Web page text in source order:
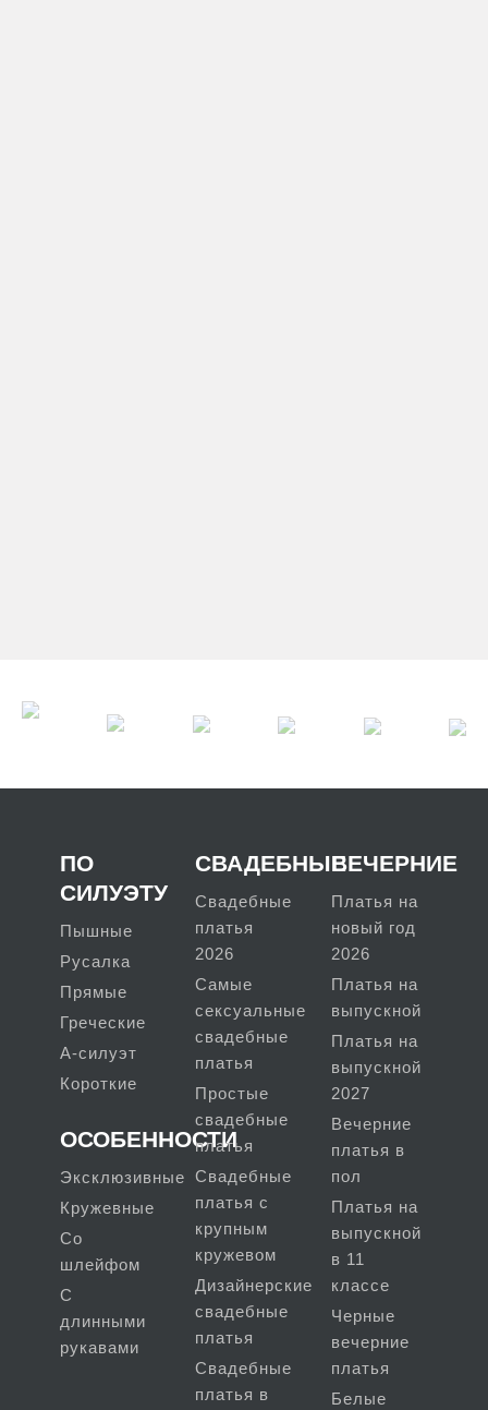
ПО
СИЛУЭТУ
Пышные
Русалка
Прямые
Греческие
А-силуэт
Короткие
ОСОБЕННОСТИ
Эксклюзивные
Кружевные
Со
шлейфом
С
длинными
рукавами
СВАДЕБНЫЕ
Свадебные
платья
2026
Самые
сексуальные
свадебные
платья
Простые
свадебные
платья
Свадебные
платья с
крупным
кружевом
Дизайнерские
свадебные
платья
Свадебные
платья в
ВЕЧЕРНИЕ
Платья на
новый год
2026
Платья на
выпускной
Платья на
выпускной
2027
Вечерние
платья в
пол
Платья на
выпускной
в 11
классе
Черные
вечерние
платья
Белые